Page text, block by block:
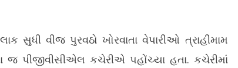
વીજ પુરવઠો ખોરવાતા વેપારીઓ ત્રાહીમામ
જ પીજીવીસીએલ કચેરીએ પહોંચ્યા હતા. કચેરીમાં